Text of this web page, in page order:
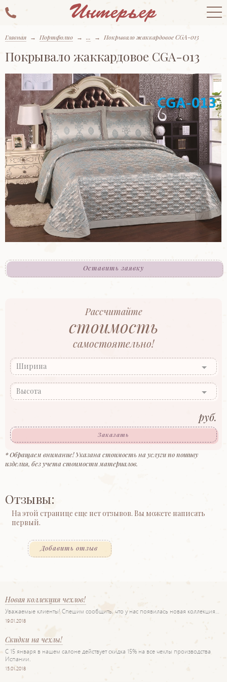
Главная → Портфолио → ... → Покрывало жаккардовое CGA-013
Покрывало жаккардовое CGA-013
Оставить заявку
Рассчитайте
стоимость
самостоятельно!
Ширина
Высота
руб.
Заказать
* Обращаем внимание! Указана стоимость на услуги по пошиву
изделия, без учета стоимости материалов.
Отзывы:
На этой странице еще нет отзывов. Вы можете написать
первый.
Добавить отзыв
Новая коллекция чехлов!
Уважаемые клиенты! Спешим сообщить, что у нас появилась новая коллекция…
19.01.2018
Скидки на чехлы!
С 15 января в нашем салоне действует скидка 15% на все чехлы производства
Испании.
15.01.2018